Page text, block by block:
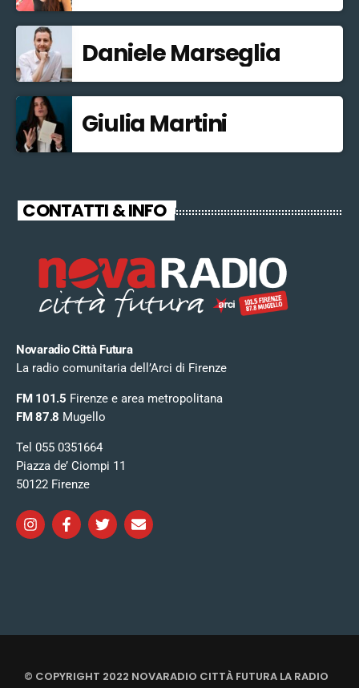
Daniele Marseglia
Giulia Martini
CONTATTI & INFO
Novaradio Città Futura
La radio comunitaria dell’Arci di Firenze
FM 101.5 Firenze e area metropolitana
FM 87.8 Mugello
Tel 055 0351664
Piazza de’ Ciompi 11
50122 Firenze
© COPYRIGHT 2022 NOVARADIO CITTÀ FUTURA LA RADIO